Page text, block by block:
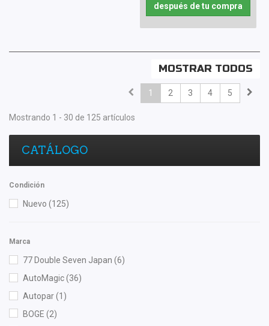
después de tu compra
MOSTRAR TODOS
1 2 3 4 5
Mostrando 1 - 30 de 125 artículos
CATÁLOGO
Condición
Nuevo (125)
Marca
77 Double Seven Japan (6)
AutoMagic(36)
Autopar(1)
BOGE (2)